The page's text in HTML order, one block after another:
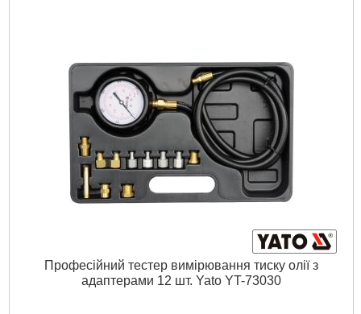
Професійний тестер вимірювання тиску олії з
адаптерами 12 шт. Yato YT-73030